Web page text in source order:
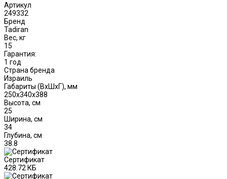
Артикул
249332
Бренд
Tadiran
Вес, кг
15
Гарантия:
1 год
Страна бренда
Израиль
Габариты (ВxШxГ), мм
250x340x388
Высота, см
25
Ширина, см
34
Глубина, см
38.8
Сертификат
428.72 КБ